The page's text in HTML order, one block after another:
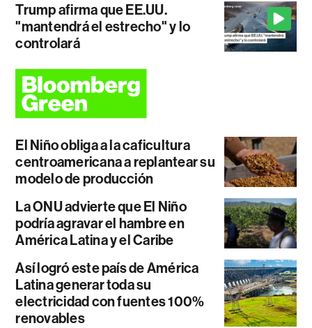
Trump afirma que EE.UU.
"mantendrá el estrecho" y lo
controlará
El Niño obliga a la caficultura
centroamericana a replantear su
modelo de producción
La ONU advierte que El Niño
podría agravar el hambre en
América Latina y el Caribe
Así logró este país de América
Latina generar toda su
electricidad con fuentes 100%
renovables